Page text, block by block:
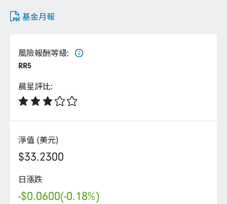
關於富達
企業永續
客戶服務
線上交易
基金月報
風險報酬等級:
RR5
晨星評比:
淨值 (美元)
$33.2300
日漲跌
-$0.0600(-0.18%)